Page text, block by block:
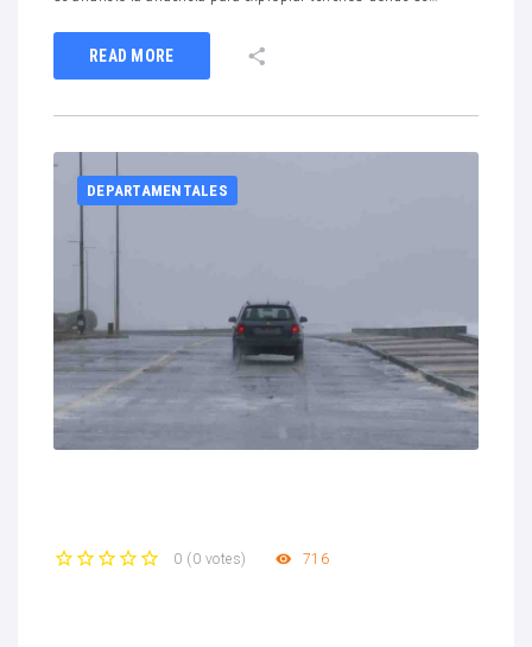
READ MORE
DEPARTAMENTALES
0 ( 0 votes) 716